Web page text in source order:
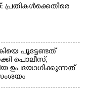
പൂട്ടേണ്ടത്
പൊലീസ്,
ഉപയോഗിക്കുന്നത്